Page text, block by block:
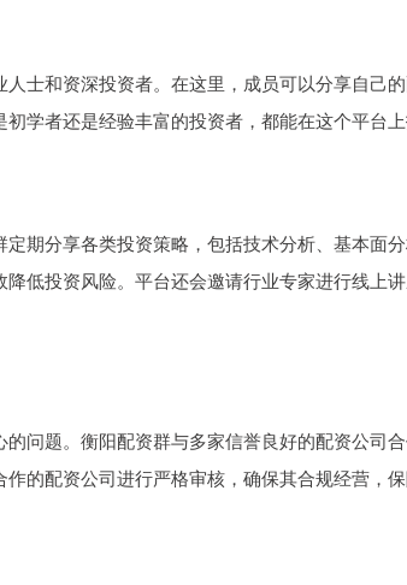
士和资深投资者。在这里，成员可以分享自己
学者还是经验丰富的投资者，都能在这个平台上
期分享各类投资策略，包括技术分析、基本面
低投资风险。平台还会邀请行业专家进行线上
问题。衡阳配资群与多家信誉良好的配资公司
的配资公司进行严格审核，确保其合规经营，保